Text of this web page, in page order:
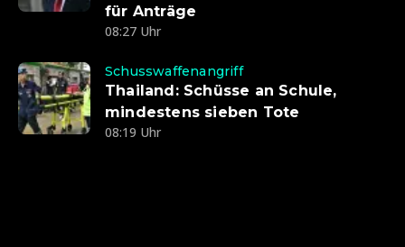
für Anträge
08:27 Uhr
Schusswaffenangriff
Thailand: Schüsse an Schule,
mindestens sieben Tote
08:19 Uhr